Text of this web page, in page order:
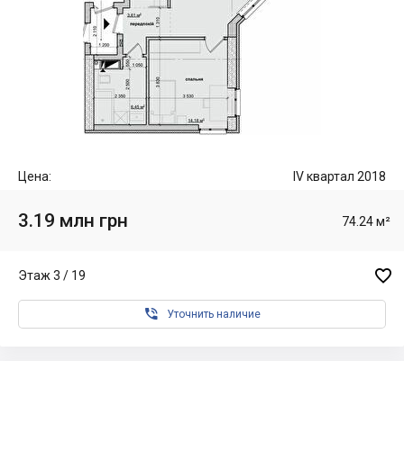
Цена: IV квартал 2018
3.19 млн грн 74.24 м²
Этаж 3 / 19 
 Уточнить наличие